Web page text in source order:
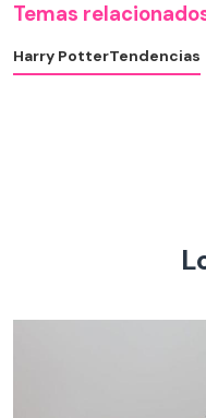
Temas
Harry PotterTendencias